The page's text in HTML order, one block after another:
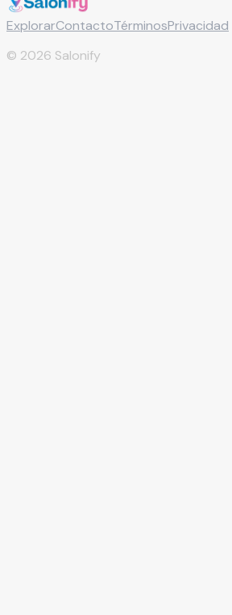
ExplorarContactoTérminosPrivacidad
© 2026 Salonify